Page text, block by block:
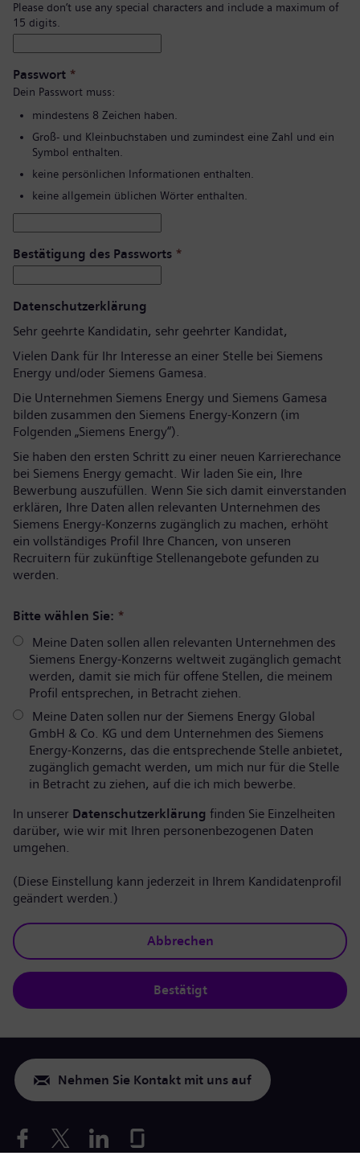
Please don’t use any special characters and include a maximum of
15 digits.
Passwort *
Dein Passwort muss:
mindestens 8 Zeichen haben.
Groß- und Kleinbuchstaben und zumindest eine Zahl und ein
Symbol enthalten.
keine persönlichen Informationen enthalten.
keine allgemein üblichen Wörter enthalten.
Bestätigung des Passworts *
Datenschutzerklärung
Sehr geehrte Kandidatin, sehr geehrter Kandidat,
Vielen Dank für Ihr Interesse an einer Stelle bei Siemens
Energy und/oder Siemens Gamesa.
Die Unternehmen Siemens Energy und Siemens Gamesa
bilden zusammen den Siemens Energy-Konzern (im
Folgenden „Siemens Energy“).
Sie haben den ersten Schritt zu einer neuen Karrierechance
bei Siemens Energy gemacht. Wir laden Sie ein, Ihre
Bewerbung auszufüllen. Wenn Sie sich damit einverstanden
erklären, Ihre Daten allen relevanten Unternehmen des
Siemens Energy-Konzerns zugänglich zu machen, erhöht
ein vollständiges Profil Ihre Chancen, von unseren
Recruitern für zukünftige Stellenangebote gefunden zu
werden.
Bitte wählen Sie: *
Meine Daten sollen allen relevanten Unternehmen des
Siemens Energy-Konzerns weltweit zugänglich gemacht
werden, damit sie mich für offene Stellen, die meinem
Profil entsprechen, in Betracht ziehen.
Meine Daten sollen nur der Siemens Energy Global
GmbH & Co. KG und dem Unternehmen des Siemens
Energy-Konzerns, das die entsprechende Stelle anbietet,
zugänglich gemacht werden, um mich nur für die Stelle
in Betracht zu ziehen, auf die ich mich bewerbe.
In unserer Datenschutzerklärung finden Sie Einzelheiten
darüber, wie wir mit Ihren personenbezogenen Daten
umgehen.
(Diese Einstellung kann jederzeit in Ihrem Kandidatenprofil
geändert werden.)
Abbrechen
Bestätigt
Nehmen Sie Kontakt mit uns auf